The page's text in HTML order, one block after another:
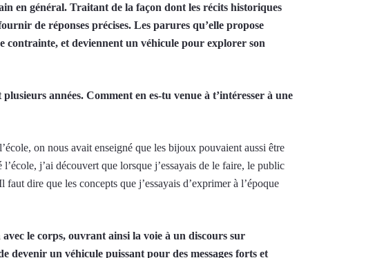
en général. Traitant de la façon dont les récits historiques
de réponses précises. Les parures qu’elle propose
contrainte, et deviennent un véhicule pour explorer son
années. Comment en es-tu venue à t’intéresser à une
on nous avait enseigné que les bijoux pouvaient aussi être
j’ai découvert que lorsque j’essayais de le faire, le public
dire que les concepts que j’essayais d’exprimer à l’époque
le corps, ouvrant ainsi la voie à un discours sur
devenir un véhicule puissant pour des messages forts et